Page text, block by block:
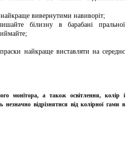
вивернутими навиворіт;
білизну в барабані пральної
найкраще виставляти на середнє
монітора, а також освітлення, колір і
відрізнятися від колірної гами в